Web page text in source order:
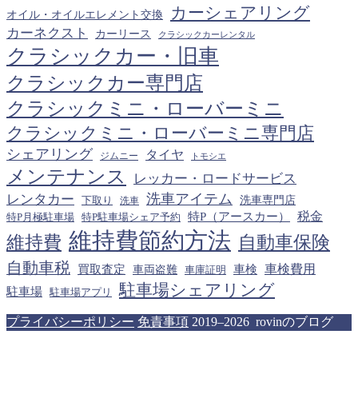
オイル・オイルエレメント交換 カーシェアリング
カーネクスト カーリース クラシックカーレンタル
クラシックカー・旧車
クラシックカー専門店
クラシックミニ・ローバーミニ
クラシックミニ・ローバーミニ専門店
シェアリング ジムニー タイヤ トモシエ
メンテナンス
レッカー・ロードサービス
レンタカー
下取り 洗車 洗車アイテム
洗車専門店
特P月極駐車場
特P駐車場シェア予約 特P（アースカー） 税金
維持費 維持費節約方法 自動車保険
自動車税 買取査定 車両盗難 車庫証明 車検 車検費用
駐車場 駐車場アプリ 駐車場シェアリング
プライバシーポリシー 免責事項 2019–2026 rovinのブログ